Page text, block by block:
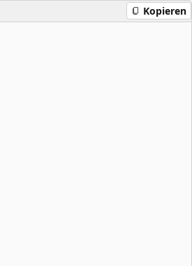
Kopieren